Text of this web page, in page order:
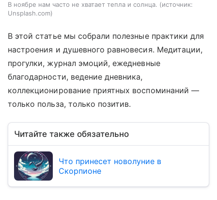
В ноябре нам часто не хватает тепла и солнца.
источник:
Unsplash.com
В этой статье мы собрали полезные практики для
настроения и душевного равновесия. Медитации,
прогулки, журнал эмоций, ежедневные
благодарности, ведение дневника,
коллекционирование приятных воспоминаний —
только польза, только позитив.
Читайте также обязательно
Что принесет новолуние в
Скорпионе